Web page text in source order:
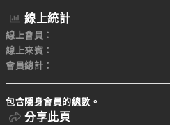
線上統計
線上會員
線上來賓
會員總計
包含隱身會員的總數。
分享此頁